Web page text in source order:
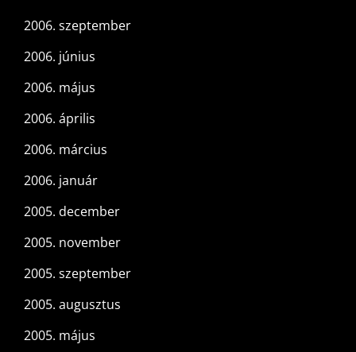
2006. szeptember
2006. június
2006. május
2006. április
2006. március
2006. január
2005. december
2005. november
2005. szeptember
2005. augusztus
2005. május